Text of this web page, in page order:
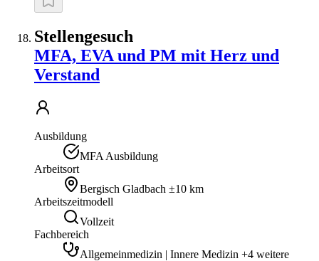
Stellengesuch
MFA, EVA und PM mit Herz und
Verstand
Ausbildung
MFA Ausbildung
Arbeitsort
Bergisch Gladbach ±10 km
Arbeitszeitmodell
Vollzeit
Fachbereich
Allgemeinmedizin | Innere Medizin +4 weitere